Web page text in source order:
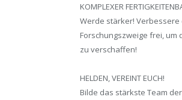
KOMPLEXER
Werde stärker!
Forschungszweige frei,
zu verschaffen!
HELDEN, VEREINT EUCH!
Bilde das stärkste Team